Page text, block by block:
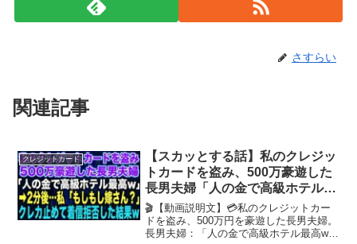
さすらい
関連記事
クレジットカード
【スカッとする話】私のクレジッ
トカードを盗み、500万豪遊した
長男夫婦「人の金で高級ホテル最
高w」➡︎2分後…私「もしもし嫁さ
ん？」クレカ止めて着信拒否した
結果
🎬【動画説明文】💳私のクレジットカー
ドを盗み、500万円を豪遊した長男夫婦。
長男夫婦：「人の金で高級ホテル最高w」